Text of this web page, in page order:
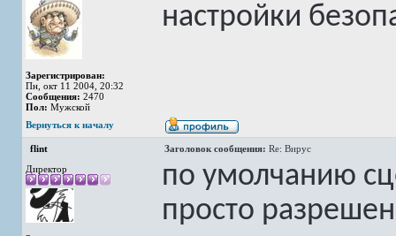
Зарегистрирован:
Пн, окт 11 2004, 20:32
Сообщения: 2470
Пол: Мужской
настройки
Вернуться к началу
flint Заголовок сообщения: Re: Вирус
Директор
по умолчанию
просто